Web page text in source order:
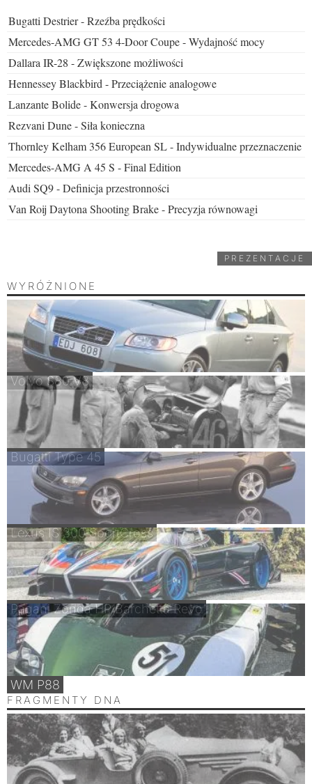
Bugatti Destrier - Rzeźba prędkości
Mercedes-AMG GT 53 4-Door Coupe - Wydajność mocy
Dallara IR-28 - Zwiększone możliwości
Hennessey Blackbird - Przeciążenie analogowe
Lanzante Bolide - Konwersja drogowa
Rezvani Dune - Siła konieczna
Thornley Kelham 356 European SL - Indywidualne przeznaczenie
Mercedes-AMG A 45 S - Final Edition
Audi SQ9 - Definicja przestronności
Van Roij Daytona Shooting Brake - Precyzja równowagi
PREZENTACJE
WYRÓŻNIONE
Volvo S80 V8
Bugatti Type 45
Lexus IS 300 SportCross
Pagani Zonda HP Barchetta Revo
WM P88
FRAGMENTY DNA